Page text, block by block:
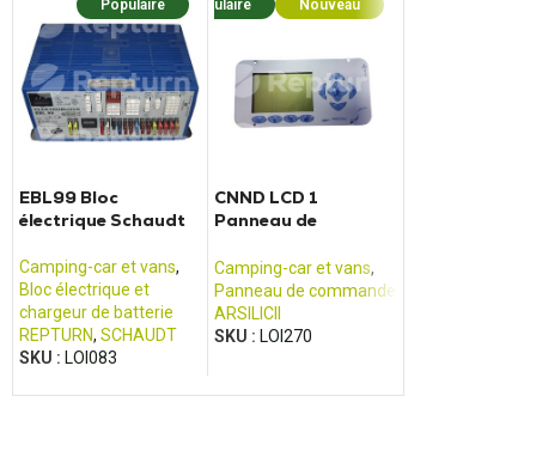
Populaire
EBL99 Bloc
électrique Schaudt
Camping-car et vans,
Bloc électrique et
chargeur de batterie
REPTURN, SCHAUDT
SKU : LOI083
Populaire Nouveau
CNND LCD 1
Panneau de
Camping-car et vans,
Panneau de commande
ARSILICII
SKU : LOI270